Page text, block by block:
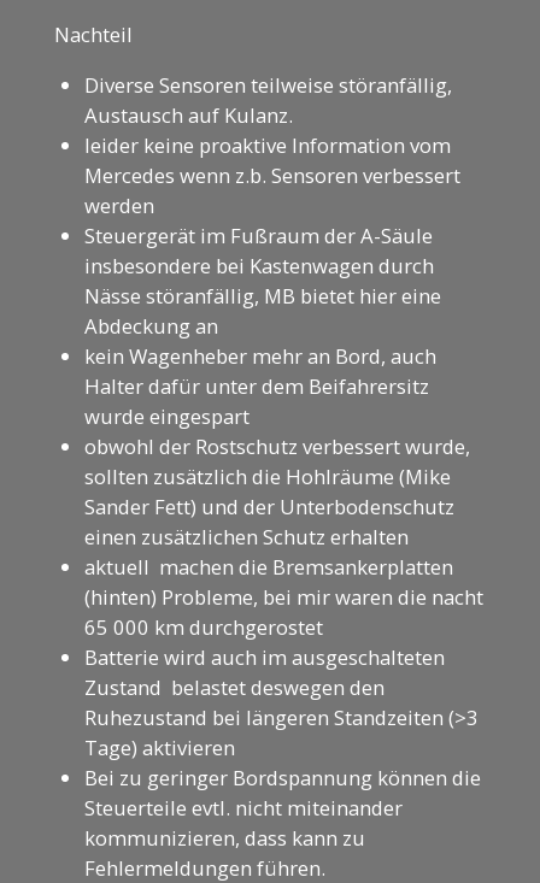
Nachteil
Diverse Sensoren teilweise störanfällig,
Austausch auf Kulanz.
leider keine proaktive Information vom
Mercedes wenn z.b. Sensoren verbessert
werden
Steuergerät im Fußraum der A-Säule
insbesondere bei Kastenwagen durch
Nässe störanfällig, MB bietet hier eine
Abdeckung an
kein Wagenheber mehr an Bord, auch
Halter dafür unter dem Beifahrersitz
wurde eingespart
obwohl der Rostschutz verbessert wurde,
sollten zusätzlich die Hohlräume (Mike
Sander Fett) und der Unterbodenschutz
einen zusätzlichen Schutz erhalten
aktuell machen die Bremsankerplatten
(hinten) Probleme, bei mir waren die nacht
65 000 km durchgerostet
Batterie wird auch im ausgeschalteten
Zustand belastet deswegen den
Ruhezustand bei längeren Standzeiten (>3
Tage) aktivieren
Bei zu geringer Bordspannung können die
Steuerteile evtl. nicht miteinander
kommunizieren, dass kann zu
Fehlermeldungen führen.